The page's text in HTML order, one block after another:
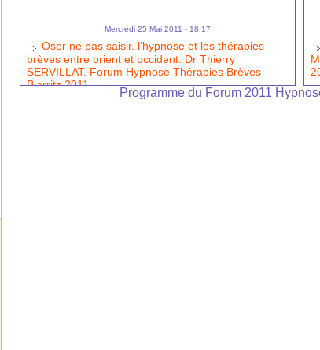
Mercredi 25 Mai 2011 - 18:17
Oser ne pas saisir. l’hypnose et les thérapies
brèves entre orient et occident. Dr Thierry
SERVILLAT. Forum Hypnose Thérapies Brèves
Biarritz 2011
Programme du Forum 2011